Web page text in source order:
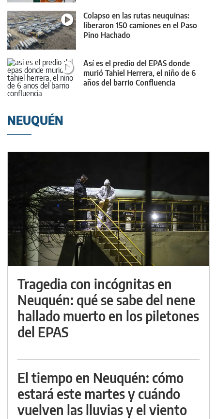
Colapso en las rutas neuquinas:
liberaron 150 camiones en el Paso
Pino Hachado
Así es el predio del EPAS donde
murió Tahiel Herrera, el niño de 6
años del barrio Confluencia
NEUQUÉN
Tragedia con incógnitas en
Neuquén: qué se sabe del nene
hallado muerto en los piletones
del EPAS
El tiempo en Neuquén: cómo
estará este martes y cuándo
vuelven las lluvias y el viento